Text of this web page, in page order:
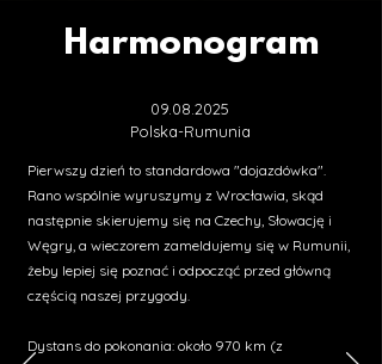
Harmonogram
09.08.2025
Polska-Rumunia
Pierwszy dzień to standardowa "dojazdówka".
Rano wspólnie wyruszymy z Wrocławia, skąd
następnie skierujemy się na Czechy, Słowację i
Węgry, a wieczorem zameldujemy się w Rumunii,
żeby lepiej się poznać i odpocząć przed główną
częścią naszej przygody.
Dystans do pokonania: około 970 km (z